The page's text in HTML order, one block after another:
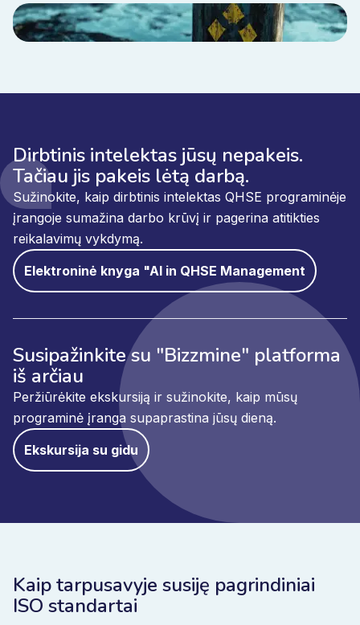
Dirbtinis intelektas jūsų nepakeis.
Tačiau jis pakeis lėtą darbą.
Sužinokite, kaip dirbtinis intelektas QHSE programinėje
įrangoje sumažina darbo krūvį ir pagerina atitikties
reikalavimų vykdymą.
Elektroninė knyga "AI in QHSE Management
Susipažinkite su "Bizzmine" platforma
iš arčiau
Peržiūrėkite ekskursiją ir sužinokite, kaip mūsų
programinė įranga supaprastina jūsų dieną.
Ekskursija su gidu
Kaip tarpusavyje susiję pagrindiniai
ISO standartai